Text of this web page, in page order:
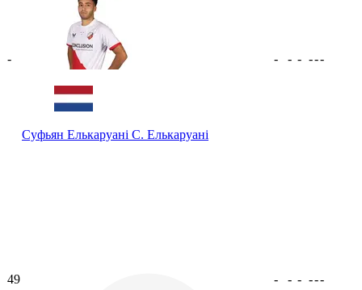
-
Суфьян Елькаруані С. Елькаруані
- - - ---
49 - - - ---